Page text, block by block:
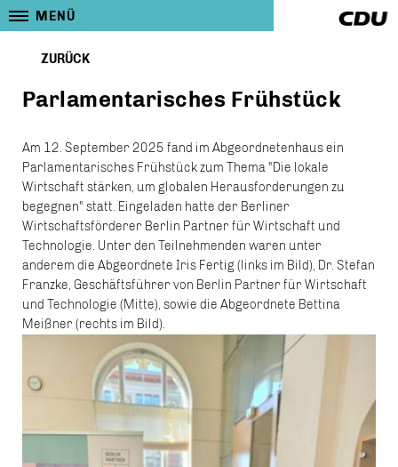
MENÜ
ZURÜCK
Parlamentarisches Frühstück
Am 12. September 2025 fand im Abgeordnetenhaus ein
Parlamentarisches Frühstück zum Thema "Die lokale
Wirtschaft stärken, um globalen Herausforderungen zu
begegnen" statt. Eingeladen hatte der Berliner
Wirtschaftsförderer Berlin Partner für Wirtschaft und
Technologie. Unter den Teilnehmenden waren unter
anderem die Abgeordnete Iris Fertig (links im Bild), Dr. Stefan
Franzke, Geschäftsführer von Berlin Partner für Wirtschaft
und Technologie (Mitte), sowie die Abgeordnete Bettina
Meißner (rechts im Bild).